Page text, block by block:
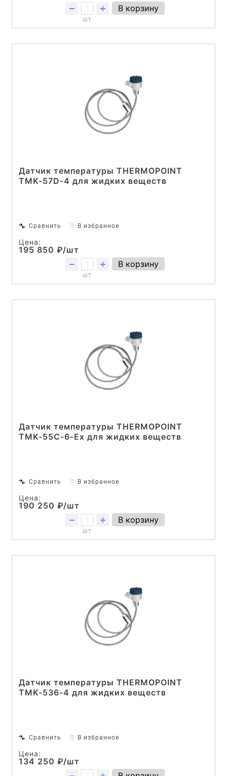
шт
В корзину
Датчик температуры THERMOPOINT
TMK-57D-4 для жидких веществ
Сравнить ♡ В избранное
Цена:
195 850 ₽/шт
шт
В корзину
Датчик температуры THERMOPOINT
TMK-55C-6-Ex для жидких веществ
Сравнить ♡ В избранное
Цена:
190 250 ₽/шт
шт
В корзину
Датчик температуры THERMOPOINT
TMK-536-4 для жидких веществ
Сравнить ♡ В избранное
Цена:
134 250 ₽/шт